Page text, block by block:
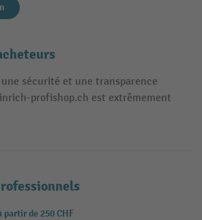
sécurité et une transparence
profishop.ch est extrêmement
de 250 CHF